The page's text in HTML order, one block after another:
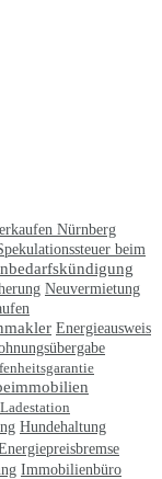
Nürnberg
beim
Neuvermietung
Energieausweis
Hundehaltung
Immobilienbüro